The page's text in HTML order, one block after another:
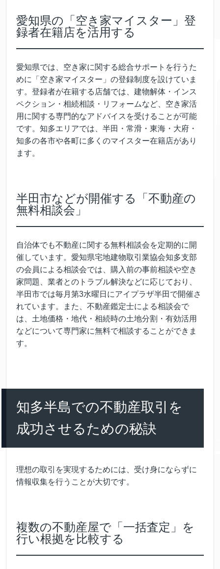
愛知県の「空き家マイスター」登
録者在籍店を活用する
愛知県では、空き家に関する総合サポートを行うた
めに「空き家マイスター」の登録制度を設けていま
す。登録者が在籍する店舗では、建物解体・インス
ペクション・相続相談・リフォームなど、空き家活
用に関する専門的なアドバイスを受けることが可能
です。知多エリアでは、半田・常滑・東海・大府・
知多の各市や各町に多くのマイスター在籍店があり
ます。
半田市などが開催する「不動産の
無料相談会」
自治体でも不動産に関する無料相談会を定期的に開
催しています。愛知県宅地建物取引業協会知多支部
の会員による相談会では、購入前の事前相談や空き
家問題、業者とのトラブル解決などに応じており、
半田市では毎月第3水曜日にアイプラザ半田で開催さ
れています。また、不動産鑑定士による相談会で
は、土地価格・地代・相続時の土地分割・有効活用
などについて専門家に無料で相談することができま
す。
知多半島での不動産取引を
成功させるための秘訣
理想の取引を実現するためには、受け身にならずに
情報収集を行うことが大切です。
複数の不動産屋で「一括査定」を
行い根拠を比較する